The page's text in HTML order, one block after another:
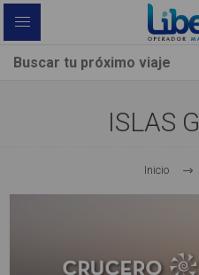
ISLAS
Inicio